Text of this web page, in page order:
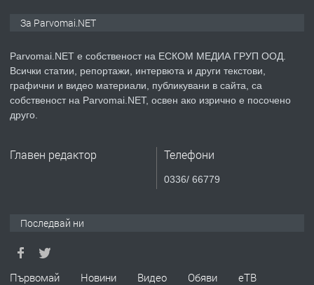
преди 1 година
ПРЕДЛАГА Уроци по Математика
За Parvomai.NET
Parvomai.NET е собственост на ЕСКОМ МЕДИА ГРУП ООД.
Всички статии, репортажи, интервюта и други текстови,
графични и видео материали, публикувани в сайта, са
собственост на Parvomai.NET, освен ако изрично е посочено
друго.
Главен редактор Телефони
0336/ 66779
Последвай ни
Първомай Новини Видео Обяви
еТВ